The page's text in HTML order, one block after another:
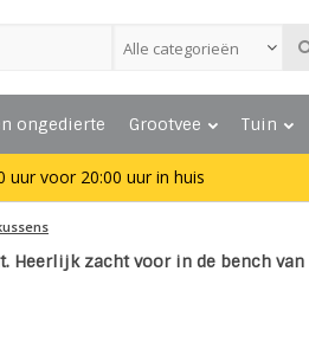
Alle categorieën
ongedierte Grootvee Tuin
uur voor 20:00 uur in huis
Heerlijk zacht voor in de bench